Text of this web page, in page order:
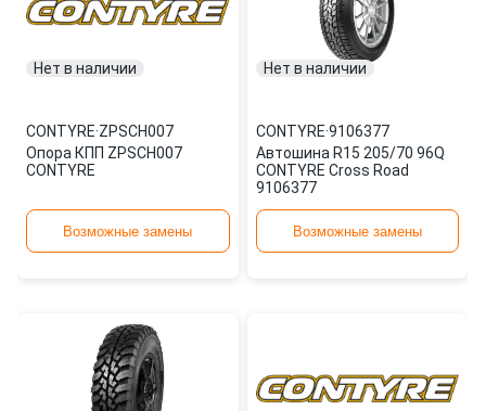
Нет в наличии
CONTYRE·ZPSCH007
Опора КПП ZPSCH007
CONTYRE
Возможные замены
Нет в наличии
CONTYRE·9106377
Автошина R15 205/70 96Q
CONTYRE Cross Road
9106377
Возможные замены